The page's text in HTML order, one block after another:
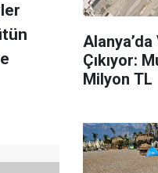
Çıkıyor:
Milyon TL